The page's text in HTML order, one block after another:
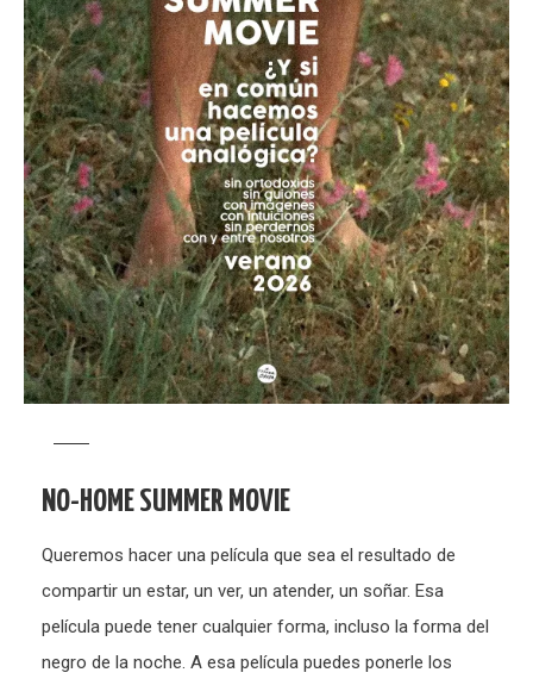
NO-HOME SUMMER MOVIE
Queremos hacer una película que sea el resultado de
compartir un estar, un ver, un atender, un soñar. Esa
película puede tener cualquier forma, incluso la forma del
negro de la noche. A esa película puedes ponerle los